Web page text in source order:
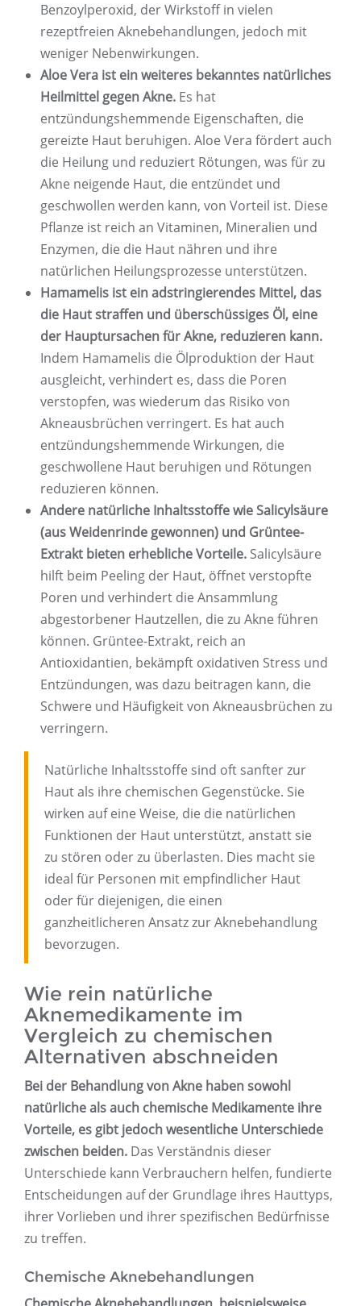
Benzoylperoxid, der Wirkstoff in vielen
rezeptfreien Aknebehandlungen, jedoch mit
weniger Nebenwirkungen.
Aloe Vera ist ein weiteres bekanntes natürliches
Heilmittel gegen Akne. Es hat
entzündungshemmende Eigenschaften, die
gereizte Haut beruhigen. Aloe Vera fördert auch
die Heilung und reduziert Rötungen, was für zu
Akne neigende Haut, die entzündet und
geschwollen werden kann, von Vorteil ist. Diese
Pflanze ist reich an Vitaminen, Mineralien und
Enzymen, die die Haut nähren und ihre
natürlichen Heilungsprozesse unterstützen.
Hamamelis ist ein adstringierendes Mittel, das
die Haut straffen und überschüssiges Öl, eine
der Hauptursachen für Akne, reduzieren kann.
Indem Hamamelis die Ölproduktion der Haut
ausgleicht, verhindert es, dass die Poren
verstopfen, was wiederum das Risiko von
Akneausbrüchen verringert. Es hat auch
entzündungshemmende Wirkungen, die
geschwollene Haut beruhigen und Rötungen
reduzieren können.
Andere natürliche Inhaltsstoffe wie Salicylsäure
(aus Weidenrinde gewonnen) und Grüntee-
Extrakt bieten erhebliche Vorteile. Salicylsäure
hilft beim Peeling der Haut, öffnet verstopfte
Poren und verhindert die Ansammlung
abgestorbener Hautzellen, die zu Akne führen
können. Grüntee-Extrakt, reich an
Antioxidantien, bekämpft oxidativen Stress und
Entzündungen, was dazu beitragen kann, die
Schwere und Häufigkeit von Akneausbrüchen zu
verringern.
Natürliche Inhaltsstoffe sind oft sanfter zur
Haut als ihre chemischen Gegenstücke. Sie
wirken auf eine Weise, die die natürlichen
Funktionen der Haut unterstützt, anstatt sie
zu stören oder zu überlasten. Dies macht sie
ideal für Personen mit empfindlicher Haut
oder für diejenigen, die einen
ganzheitlicheren Ansatz zur Aknebehandlung
bevorzugen.
Wie rein natürliche
Aknemedikamente im
Vergleich zu chemischen
Alternativen abschneiden
Bei der Behandlung von Akne haben sowohl
natürliche als auch chemische Medikamente ihre
Vorteile, es gibt jedoch wesentliche Unterschiede
zwischen beiden. Das Verständnis dieser
Unterschiede kann Verbrauchern helfen, fundierte
Entscheidungen auf der Grundlage ihres Hauttyps,
ihrer Vorlieben und ihrer spezifischen Bedürfnisse
zu treffen.
Chemische Aknebehandlungen